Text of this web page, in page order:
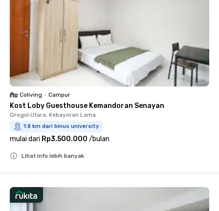
Coliving • Campur
Kost Loby Guesthouse Kemandoran Senayan
Grogol Utara, Kebayoran Lama
1.8 km dari binus university
mulai dari Rp3.500.000 /bulan
Lihat info lebih banyak